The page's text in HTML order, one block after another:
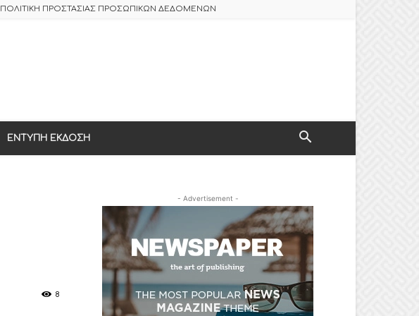
ΠΟΛΙΤΙΚΗ ΠΡΟΣΤΑΣΙΑΣ ΠΡΟΣΩΠΙΚΩΝ ΔΕΔΟΜΕΝΩΝ
ΕΝΤΥΠΗ ΕΚΔΟΣΗ
8
- Advertisement -